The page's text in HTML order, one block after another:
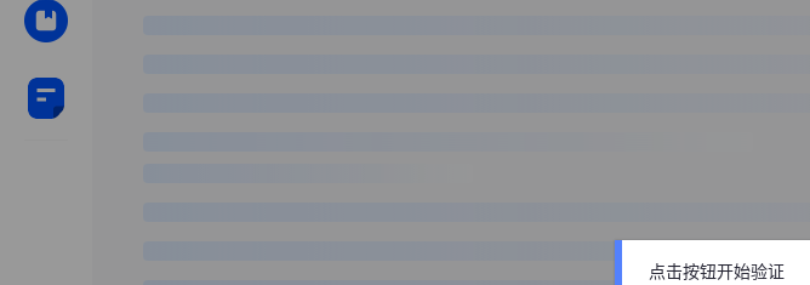
点击按钮开始验证